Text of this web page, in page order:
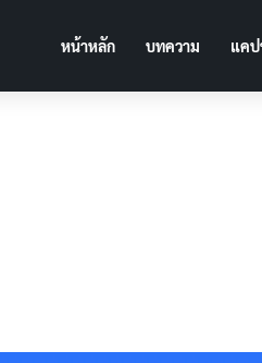
หน้าหลัก บทความ แค